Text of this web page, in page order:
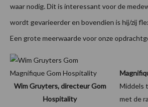
waar nodig. Dit is interessant voor de
wordt gevarieerder en bovendien is hij/zij
Een grote meerwaarde voor onze
Wim Gruyters, directeur Gom
Hospitality
Middels
met de